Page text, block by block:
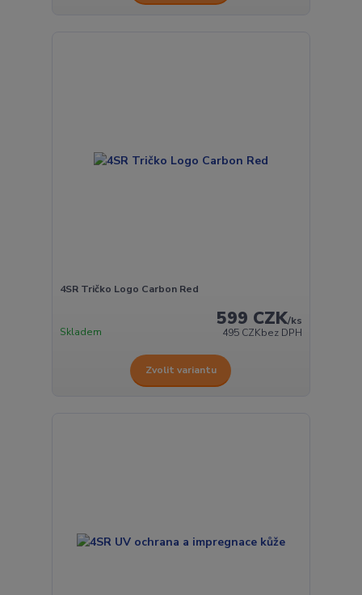
4SR Tričko Logo Carbon Red
599 CZK/ks
495 CZKbez DPH
Skladem
Zvolit variantu